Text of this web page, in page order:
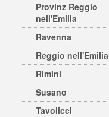
Provinz Reggio
nell'Emilia
Ravenna
Reggio nell'Emilia
Rimini
Susano
Tavolicci